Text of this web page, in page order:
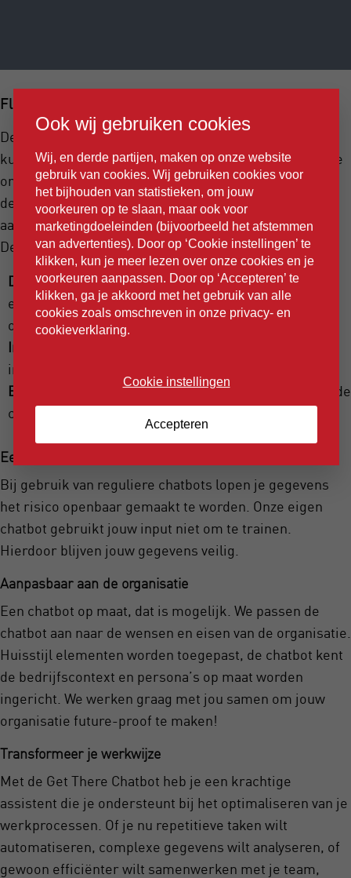
Flexibele tools en integraties
De Get There Chatbot werkt met diverse tools die je
kunt aanpassen aan jouw specifieke behoeften. In onze
omgeving kunnen we met minimale inspanning
dergelijke tools op maat maken, zodat ze perfect
aansluiten bij jouw werkwijze en bij jouw persona’s.
Denk hierbij aan:
Documentanalyse:Analyseer documenten en
extraheer gestructureerde gegevens uit
ongestructureerde bronnen.
Internetmogelijkheden:
informatie van het internet.
E-mailfunctionaliteit:Verstuur e-mails direct vanuit de
chatbot.
Een veilige plek voor jouw gegevens
Bij gebruik van reguliere chatbots lopen je gegevens
het risico openbaar gemaakt te worden. Onze eigen
chatbot gebruikt jouw input niet om te trainen.
Hierdoor blijven jouw gegevens veilig.
Aanpasbaar aan de organisatie
Een chatbot op maat, dat is mogelijk. We passen de
chatbot aan naar de wensen en eisen van de organisatie.
Huisstijl elementen worden toegepast, de chatbot kent
de bedrijfscontext en persona’s op maat worden
ingericht. We werken graag met jou samen om jouw
organisatie future-proof te maken!
Transformeer je werkwijze
Met de Get There Chatbot heb je een krachtige
assistent die je ondersteunt bij het optimaliseren van je
werkprocessen. Of je nu repetitieve taken wilt
automatiseren, complexe gegevens wilt analyseren, of
gewoon efficiënter wilt samenwerken met je team,
Ook wij gebruiken cookies
Wij, en derde partijen, maken op onze website
gebruik van cookies. Wij gebruiken cookies voor
het bijhouden van statistieken, om jouw
voorkeuren op te slaan, maar ook voor
marketingdoeleinden (bijvoorbeeld het afstemmen
van advertenties). Door op ‘Cookie instellingen’ te
klikken, kun je meer lezen over onze cookies en je
voorkeuren aanpassen. Door op ‘Accepteren’ te
klikken, ga je akkoord met het gebruik van alle
cookies zoals omschreven in onze privacy- en
cookieverklaring.
Cookie instellingen
Accepteren